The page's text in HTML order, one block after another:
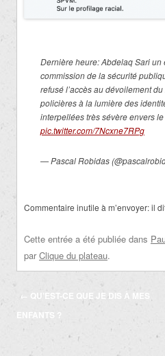
Dernière heure: Abdelaq Sari un
commission de la sécurité
refusé l’accès au dévoilement
policières à la lumière des
interpellées très sévère envers le
pic.twitter.com/7Ncxne7RPg
— Pascal Robidas
Commentaire inutile à m’envoyer: il
Cette entrée a été publiée dans
par Clique du plateau.
Navigation
des
articles
← QU’EST-CE QUE JE DIS À MES
ENFANTS ?